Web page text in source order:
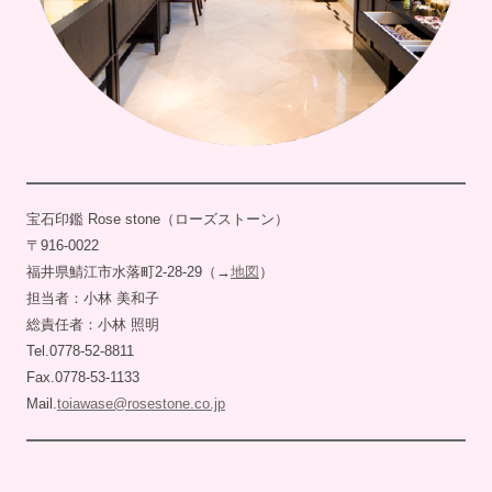
宝石印鑑 Rose stone（ローズストーン）
〒916-0022
福井県鯖江市水落町2-28-29（→地図 ）
担当者：小林 美和子
総責任者：小林 照明
Tel.0778-52-8811
Fax.0778-53-1133
Mail. toiawase@rosestone.co.jp